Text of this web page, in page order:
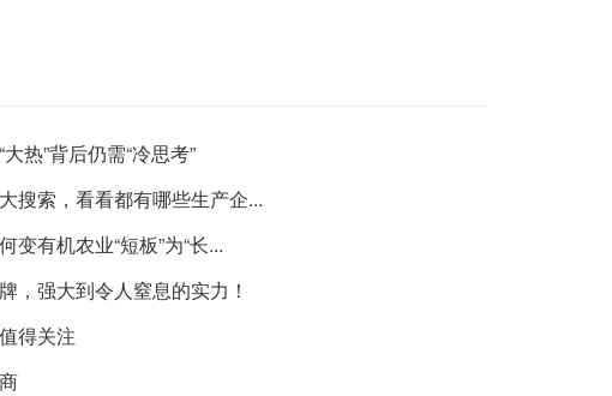
热”背后仍需“冷思考”
搜索，看看都有哪些生产企...
变有机农业“短板”为“长...
，强大到令人窒息的实力！
得关注